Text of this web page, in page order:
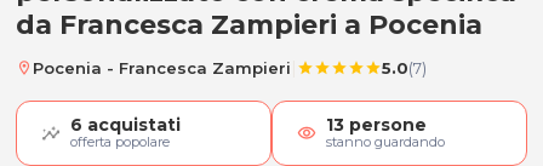
da Francesca Zampieri a Pocenia
location_on Pocenia - Francesca Zampieri starstarstarstarstar5.0(7)
6 acquistati
offerta popolare visibility 13 persone
stanno guardando